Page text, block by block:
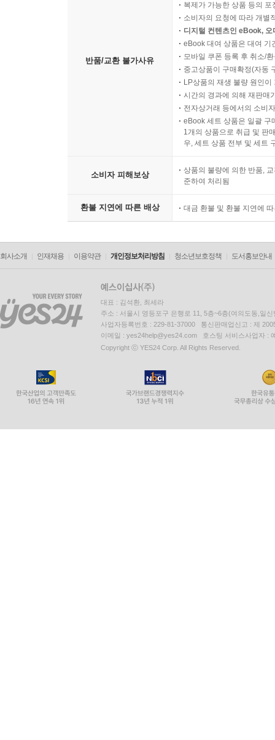
반품/교환 불가사유
복제가 가능한 상품 등의
소비자의 요청에 따라 개별
디지털 컨텐츠인 eBook,
eBook 대여 상품은 대여 기
모바일 쿠폰 등록 후 취소/
중고상품이 구매확정(자동
LP상품의 재생 불량 원인
시간의 경과에 의해 재판매
전자상거래 등에서의 소비
eBook 세트 상품은 일괄 구
1개의 상품으로 취급 및 판
우, 세트 상품 전부 및 세트
소비자 피해보상
상품의 불량에 의한 반품,
준하여 처리됨
환불 지연에 따른 배상 대금 환불 및 환불 지연에
회사소개 인재채용 이용약관 개인정보처리방침 청소년보호정책 도서홍보안내
대표 : 김석환, 최세라
주소 : 서울시 영등포구 은행로 11, 5층~6층(여의도동,일신
사업자등록번호 : 229-81-37000 통신판매업신고 : 제
이메일 : yes24help@yes24.com 호스팅 서비스사업자 :
Copyright ⓒ YES24 Corp. All Rights Reserved.